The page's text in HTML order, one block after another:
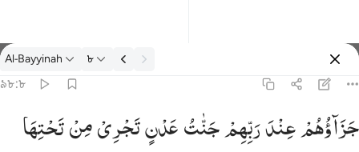
তাফসির: Al-Bayyinah ৯৮:৮
Al-Bayyinah ৮
৯৮:৮
خالدين فيها ابدا رضي الله عنهم ورضوا عنه ذالك لمن خشي ربه ٨
خَـٰلِدِينَ فِيهَآ أَبَدًۭا ۖ رَّضِىَ ٱللَّهُ عَنْهُمْ وَرَضُوا۟ عَنْهُ ۚ ذَٰلِكَ لِمَنْ خَشِىَ رَبَّهُۥ ٨
جَزَآؤُهُمْعِنْدَرَبِّهِمْجَنّٰتُعَدْنٍتَجْرِیْمِنْتَحْتِهَا